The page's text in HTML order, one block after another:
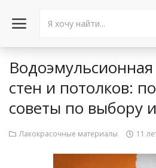
Войти в аккаунт
Каталог товаров
Акции
Водоэмульсионная
стен и потолков:
советы по выбору
Лакокрасочные материалы 11